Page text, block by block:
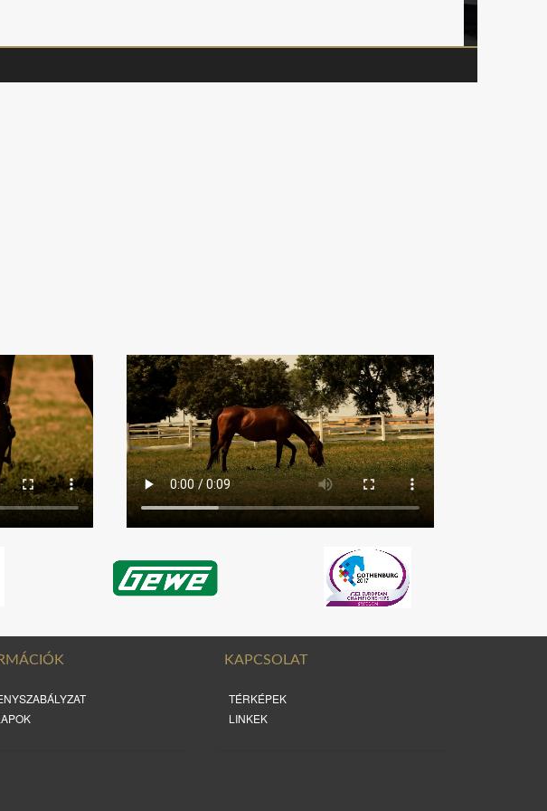
KAPCSOLAT
TÉRKÉPEK
LINKEK